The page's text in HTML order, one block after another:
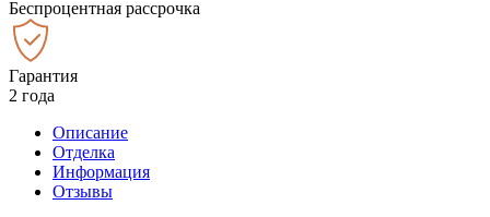
Беспроцентная рассрочка
Гарантия
2 года
Описание
Отделка
Информация
Отзывы